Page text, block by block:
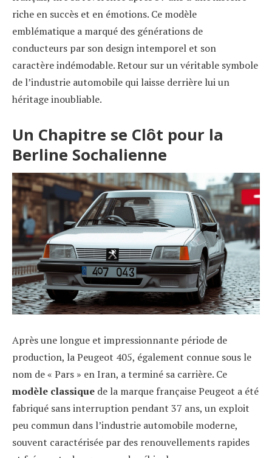
riche en succès et en émotions. Ce modèle
emblématique a marqué des générations de
conducteurs par son design intemporel et son
caractère indémodable. Retour sur un véritable symbole
de l’industrie automobile qui laisse derrière lui un
héritage inoubliable.
Un Chapitre se Clôt pour la
Berline Sochalienne
Après une longue et impressionnante période de
production, la Peugeot 405, également connue sous le
nom de « Pars » en Iran, a terminé sa carrière. Ce
modèle classique de la marque française Peugeot a été
fabriqué sans interruption pendant 37 ans, un exploit
peu commun dans l’industrie automobile moderne,
souvent caractérisée par des renouvellements rapides